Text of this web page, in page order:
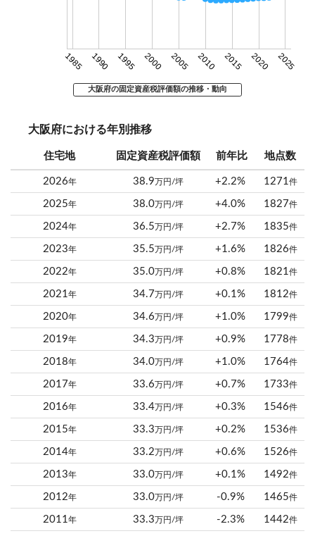
1985 1990 1995 2000 2005 2010 2015 2020 2025
大阪府の固定資産税評価額の推移・動向
大阪府における年別推移
住宅地 固定資産税評価額 前年比 地点数
2026年 38.9 万円/坪 +2.2% 1271件
2025年 38.0万円/坪 +4.0% 1827件
2024年 36.5 万円/坪 +2.7% 1835件
2023年 35.5 万円/坪 +1.6% 1826件
2022年 35.0万円/坪 +0.8% 1821件
2021年 34.7 万円/坪 +0.1% 1812件
2020年 34.6 万円/坪 +1.0% 1799件
2019年 34.3 万円/坪 +0.9% 1778件
2018年 34.0万円/坪 +1.0% 1764件
2017年 33.6 万円/坪 +0.7% 1733件
2016年 33.4万円/坪 +0.3% 1546件
2015年 33.3 万円/坪 +0.2% 1536件
2014年 33.2 万円/坪 +0.6% 1526件
2013年 33.0万円/坪 +0.1% 1492件
2012年 33.0万円/坪 -0.9% 1465件
2011年 33.3 万円/坪 -2.3% 1442件